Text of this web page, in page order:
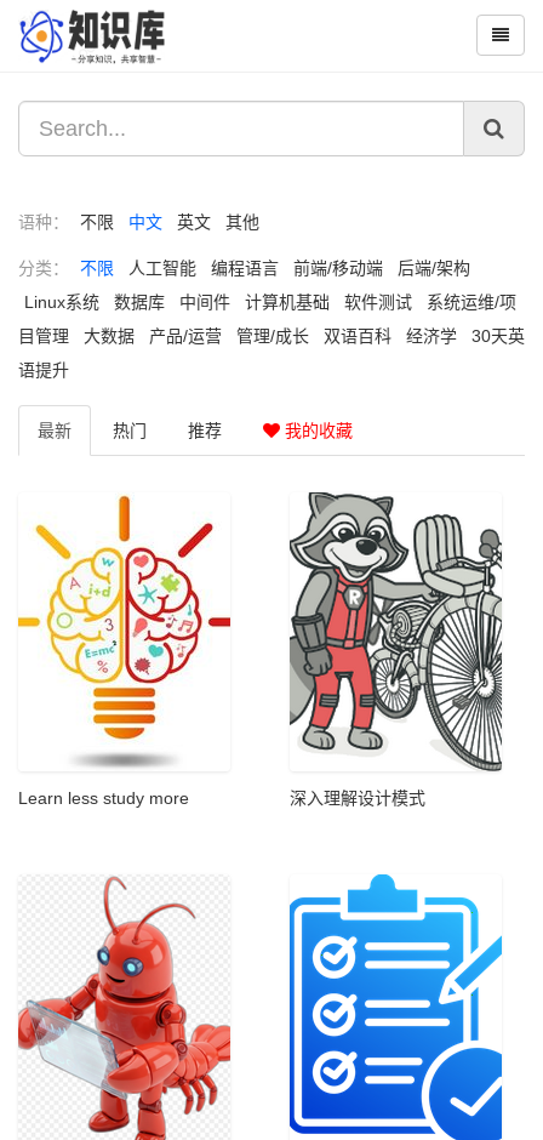
语种： 不限 中文 英文 其他
分类： 不限 人工智能 编程语言 前端/移动端
后端/架构
Linux系统
数据库 中间件 计算机基础 软件测试
系统运维/项
目管理
大数据 产品/运营 管理/成长 双语百科 经济学
30天英
语提升
最新 热门 推荐 我的收藏
Learn less study more 深入理解设计模式